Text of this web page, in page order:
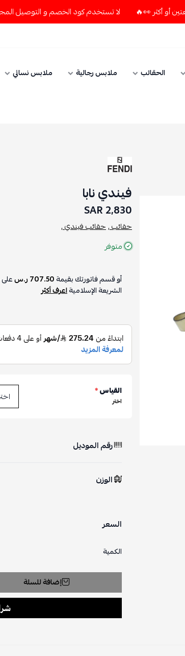
لا تستخدم كود الخصم و التوصيل المجاني " N7 " إلا إذا طلبت قطعتين أو أكثر 👀🔥
الحقائب ملابس رجالية ملابس نسائي
فيندي نابا
2,830 SAR
حقائب ,حقائب فيندي ,
متوفر
أو قسم فاتورتك بقيمة707.50 ر.س على
الشريعة الإسلاميةاعرف أكثر
القياس*
اختر
رقم الموديل
الوزن
السعر
الكمية
إضافة للسلة